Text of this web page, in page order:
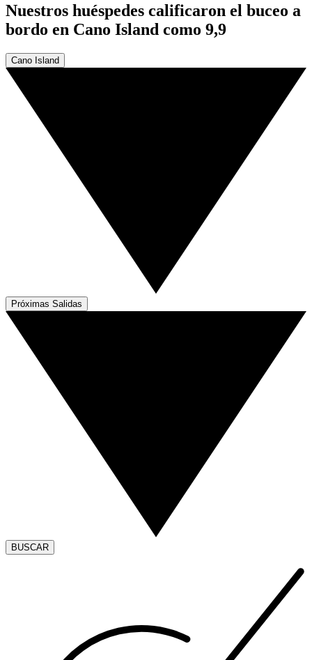
Nuestros huéspedes calificaron el buceo a
bordo en Cano Island como 9,9
Cano Island
Próximas Salidas
BUSCAR